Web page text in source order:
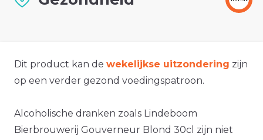
Dit product kan de wekelijkse uitzondering zijn
op een verder gezond voedingspatroon.
Alcoholische dranken zoals Lindeboom
Bierbrouwerij Gouverneur Blond 30cl zijn niet